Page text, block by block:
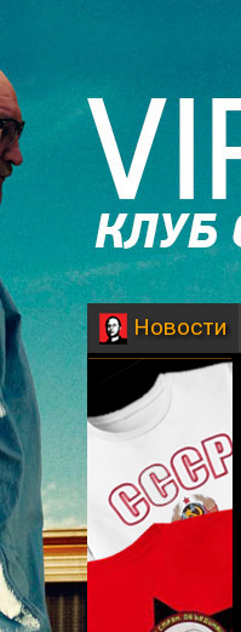
Новости